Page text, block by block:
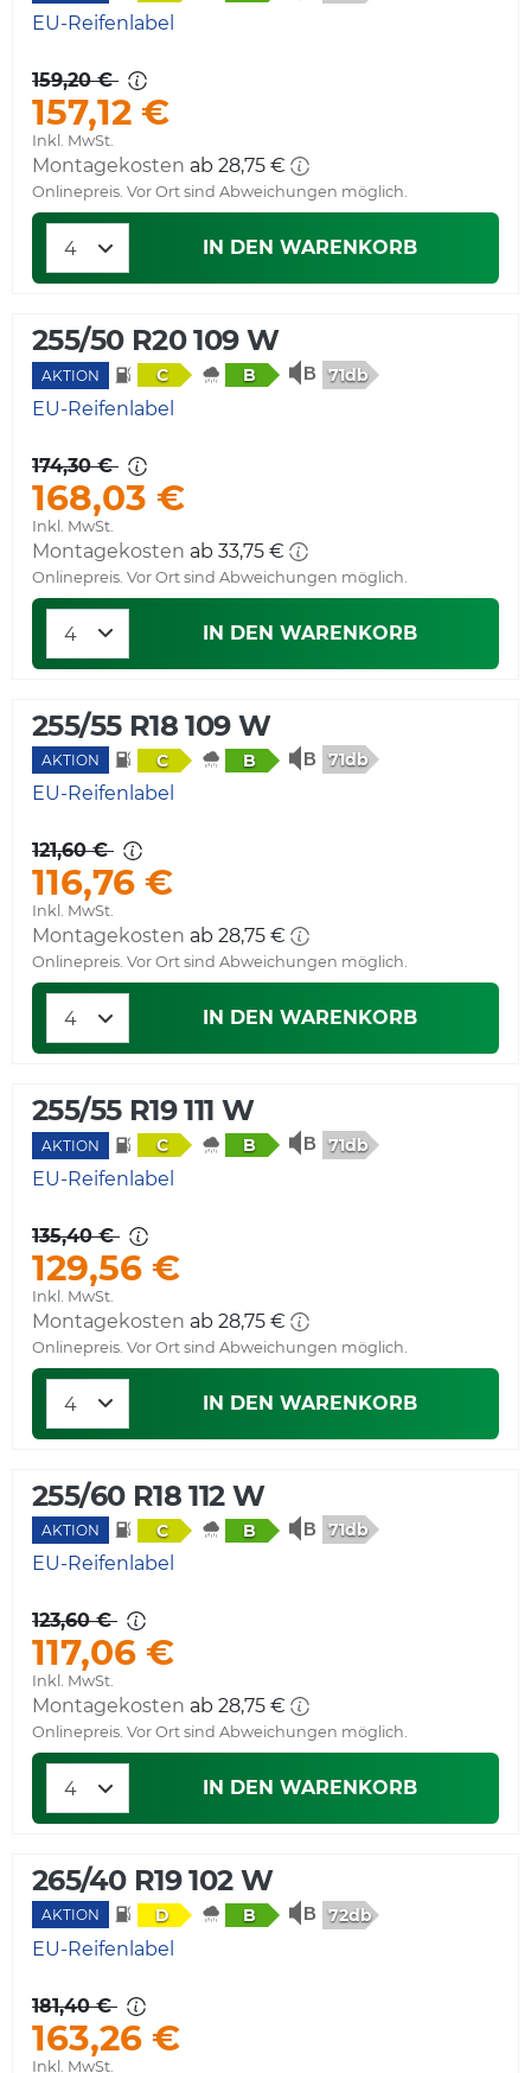
EU-Reifenlabel
159,20 €
157,12 €
Inkl. MwSt.
Montagekosten ab 28,75 €
Onlinepreis. Vor Ort sind Abweichungen möglich.
IN DEN WARENKORB
255/50 R20 109 W
AKTION C B 71db
EU-Reifenlabel
174,30 €
168,03 €
Inkl. MwSt.
Montagekosten ab 33,75 €
Onlinepreis. Vor Ort sind Abweichungen möglich.
IN DEN WARENKORB
255/55 R18 109 W
AKTION C B 71db
EU-Reifenlabel
121,60 €
116,76 €
Inkl. MwSt.
Montagekosten ab 28,75 €
Onlinepreis. Vor Ort sind Abweichungen möglich.
IN DEN WARENKORB
255/55 R19 111 W
AKTION C B 71db
EU-Reifenlabel
135,40 €
129,56 €
Inkl. MwSt.
Montagekosten ab 28,75 €
Onlinepreis. Vor Ort sind Abweichungen möglich.
IN DEN WARENKORB
255/60 R18 112 W
AKTION C B 71db
EU-Reifenlabel
123,60 €
117,06 €
Inkl. MwSt.
Montagekosten ab 28,75 €
Onlinepreis. Vor Ort sind Abweichungen möglich.
IN DEN WARENKORB
265/40 R19 102 W
AKTION D B 72db
EU-Reifenlabel
181,40 €
163,26 €
Inkl. MwSt.